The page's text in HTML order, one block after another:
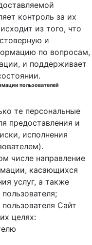
контроль за их
из того, что
и
по вопросам,
и поддерживает
пользователей
те персональные
предоставления и
исполнения
числе направление
касающихся
услуг, а также
Сайт
целях: